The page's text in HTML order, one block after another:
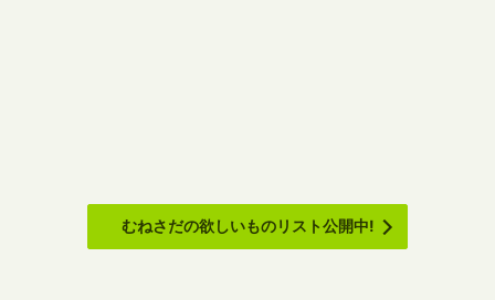
むねさだの欲しいものリスト公開中!